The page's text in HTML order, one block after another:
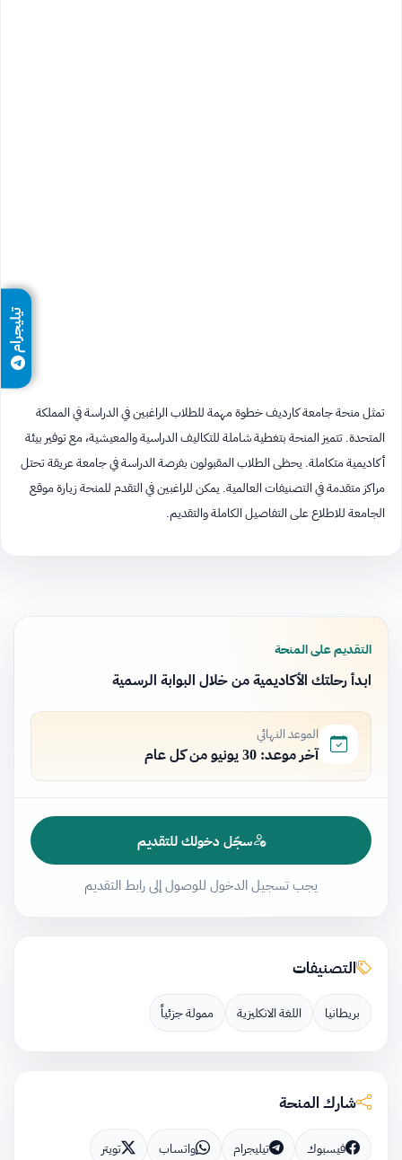
تمثل منحة جامعة كارديف خطوة مهمة للطلاب الراغبين في الدراسة في المملكة
المتحدة. تتميز المنحة بتغطية شاملة للتكاليف الدراسية والمعيشية، مع توفير بيئة
أكاديمية متكاملة. يحظى الطلاب المقبولون بفرصة الدراسة في جامعة عريقة تحتل
مراكز متقدمة في التصنيفات العالمية. يمكن للراغبين في التقدم للمنحة زيارة موقع
الجامعة للاطلاع على التفاصيل الكاملة والتقديم.
التقديم على المنحة
ابدأ رحلتك الأكاديمية من خلال البوابة الرسمية
الموعد النهائي
آخر موعد: 30 يونيو من كل عام
سجّل دخولك للتقديم
يجب تسجيل الدخول للوصول إلى رابط التقديم
التصنيفات
بريطانيا اللغة الانكليزية ممولة جزئياً
شارك المنحة
فيسبوك تيليجرام واتساب تويتر
تيليجرام